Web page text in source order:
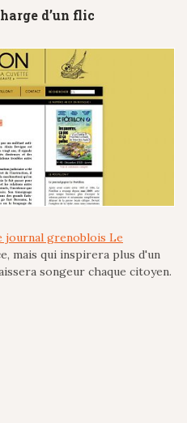
d’un flic
journal grenoblois Le
mais qui inspirera plus d'un
songeur chaque citoyen.